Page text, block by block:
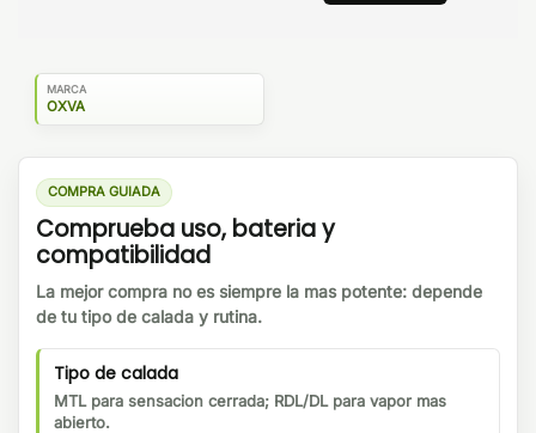
MARCA
OXVA
COMPRA GUIADA
Comprueba uso, bateria y
compatibilidad
La mejor compra no es siempre la mas potente: depende
de tu tipo de calada y rutina.
Tipo de calada
MTL para sensacion cerrada; RDL/DL para vapor mas
abierto.